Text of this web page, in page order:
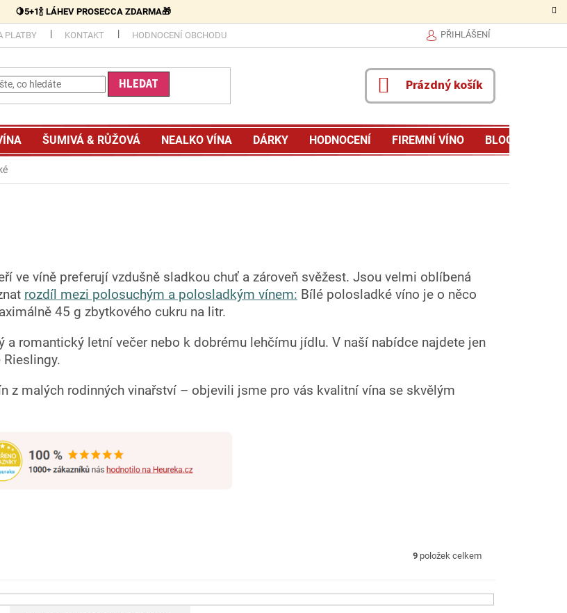
🍋5+1🍾 LÁHEV PROSECCA ZDARMA🎁
PLATBY KONTAKT HODNOCENÍ OBCHODU PŘIHLÁŠENÍ
HLEDAT
NÁKUPNÍ
KOŠÍK
Prázdný košík
ŠUMIVÁ & RŮŽOVÁ NEALKO VÍNA DÁRKY FIREMNÍ VÍNO
HODNOCENÍ BLOG
ve víně preferují vzdušně sladkou chuť a zároveň svěžest. Jsou velmi oblíbená
rozdíl mezi polosuchým a polosladkým vínem: Bílé polosladké víno je o něco
45 g zbytkového cukru na litr.
a romantický letní večer nebo k dobrému lehčímu jídlu. V naší nabídce najdete jen
z malých rodinných vinařství – objevili jsme pro vás kvalitní vína se skvělým
9 položek celkem